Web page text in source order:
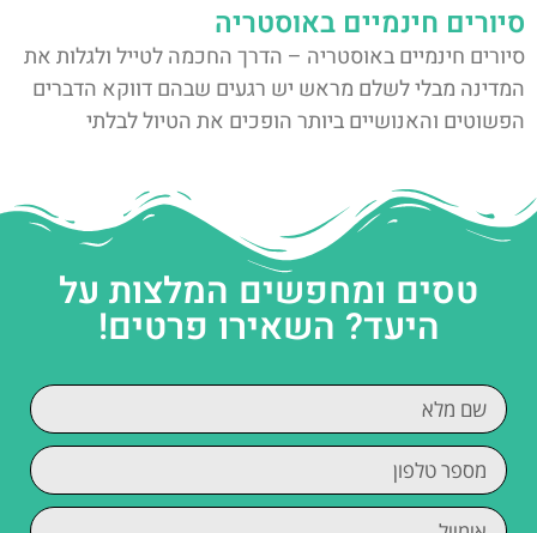
סיורים חינמיים באוסטריה
סיורים חינמיים באוסטריה – הדרך החכמה לטייל ולגלות את
המדינה מבלי לשלם מראש יש רגעים שבהם דווקא הדברים
הפשוטים והאנושיים ביותר הופכים את הטיול לבלתי
טסים ומחפשים המלצות על
היעד? השאירו פרטים!